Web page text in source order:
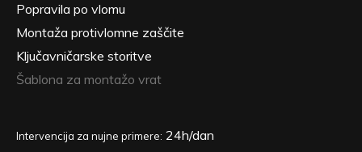
Popravila po vlomu
Montaža protivlomne zaščite
Ključavničarske storitve
Šablona za montažo vrat
Intervencija za nujne primere: 24h/dan